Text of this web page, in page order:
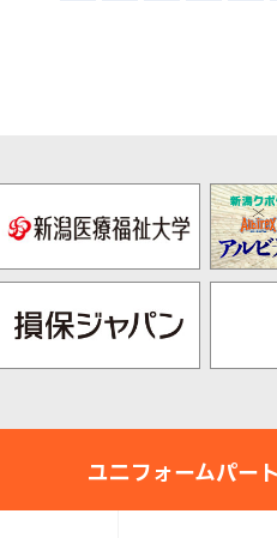
ユニフォームパー